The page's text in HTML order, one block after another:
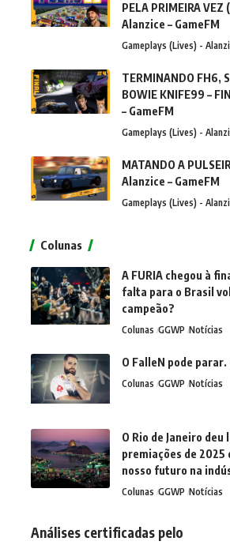
PELA PRIMEIRA VEZ
Alanzice – GameFM
Gameplays (Lives) -
TERMINANDO FH6,
BOWIE KNIFE99 –
– GameFM
Gameplays (Lives) -
MATANDO A
Alanzice – GameFM
Gameplays (Lives) -
Colunas
A FURIA chegou à
falta para o Brasil
campeão?
Colunas GGWP Notícias
O FalleN pode parar.
Colunas GGWP Notícias
O Rio de Janeiro deu
premiações de 2025
nosso futuro na
Colunas GGWP Notícias
Análises certificadas pelo